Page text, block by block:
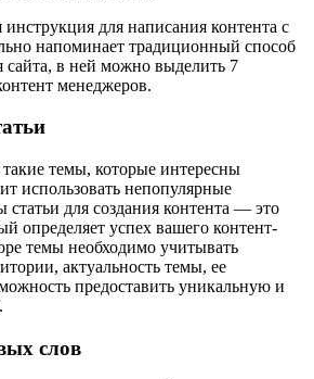
для написания контента с
напоминает традиционный способ
сайта, в ней можно выделить 7
менеджеров.
темы, которые интересны
использовать непопулярные
для создания контента — это
определяет успех вашего контент-
темы необходимо учитывать
актуальность темы, ее
предоставить уникальную и
слов